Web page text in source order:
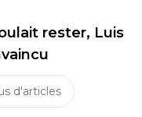
rester, Luis
d'articles